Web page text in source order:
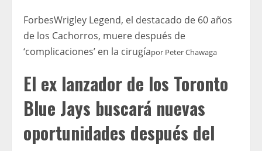
ForbesWrigley Legend, el destacado de 60 años
de los Cachorros, muere después de
‘complicaciones’ en la cirugíapor Peter Chawaga
El ex lanzador de los Toronto
Blue Jays buscará nuevas
oportunidades después del